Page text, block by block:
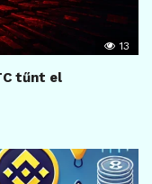
13
tűnt el